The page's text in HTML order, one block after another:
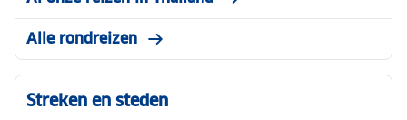
Alle rondreizen
Streken en steden